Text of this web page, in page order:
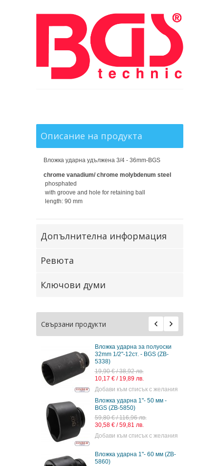
Описание на продукта
Вложка ударна удължена 3/4 - 36mm-BGS
chrome vanadium/ chrome molybdenum steel
phosphated
with groove and hole for retaining ball
length: 90 mm
Допълнителна информация
Ревюта
Ключови думи
Свързани продукти
Вложка ударна за полуоски
32mm 1/2"-12ст. - BGS (ZB-
5338)
19,90 € / 38,92 лв.
10,17 € / 19,89 лв.
Добави към списък с желания
Вложка ударна 1"- 50 мм -
BGS (ZB-5850)
59,80 € / 116,96 лв.
30,58 € / 59,81 лв.
Добави към списък с желания
Вложка ударна 1"- 60 мм (ZB-
5860)